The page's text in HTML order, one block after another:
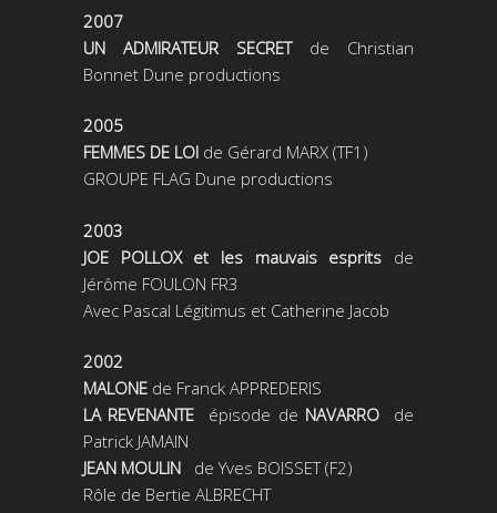
2007
UN ADMIRATEUR SECRET de Christian
Bonnet Dune productions
2005
FEMMES DE LOI de Gérard MARX (TF1)
GROUPE FLAG Dune productions
2003
JOE POLLOX et les mauvais esprits de
Jérôme FOULON FR3
Avec Pascal Légitimus et Catherine Jacob
2002
MALONE de Franck APPREDERIS
LA REVENANTE épisode de NAVARRO de
Patrick JAMAIN
JEAN MOULIN de Yves BOISSET (F2)
Rôle de Bertie ALBRECHT